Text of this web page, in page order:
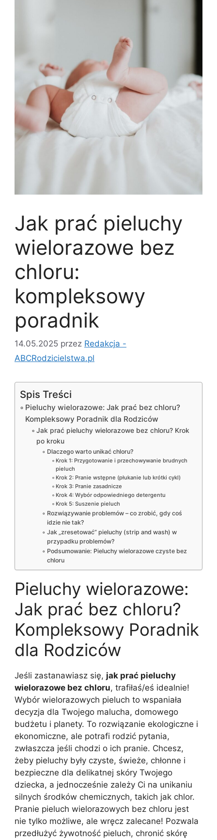
Jak prać pieluchy
wielorazowe bez
chloru:
kompleksowy
poradnik
14.05.2025 przez Redakcja -
ABCRodzicielstwa.pl
Spis Treści
Pieluchy wielorazowe: Jak prać bez chloru?
Kompleksowy Poradnik dla Rodziców
Jak prać pieluchy wielorazowe bez chloru? Krok
po kroku
Dlaczego warto unikać chloru?
Krok 1: Przygotowanie i przechowywanie brudnych
pieluch
Krok 2: Pranie wstępne (płukanie lub krótki cykl)
Krok 3: Pranie zasadnicze
Krok 4: Wybór odpowiedniego detergentu
Krok 5: Suszenie pieluch
Rozwiązywanie problemów – co zrobić, gdy coś
idzie nie tak?
Jak „zresetować” pieluchy (strip and wash) w
przypadku problemów?
Podsumowanie: Pieluchy wielorazowe czyste bez
chloru
Pieluchy wielorazowe:
Jak prać bez chloru?
Kompleksowy Poradnik
dla Rodziców
Jeśli zastanawiasz się, jak prać pieluchy
wielorazowe bez chloru, trafiłaś/eś idealnie!
Wybór wielorazowych pieluch to wspaniała
decyzja dla Twojego malucha, domowego
budżetu i planety. To rozwiązanie ekologiczne i
ekonomiczne, ale potrafi rodzić pytania,
zwłaszcza jeśli chodzi o ich pranie. Chcesz,
żeby pieluchy były czyste, świeże, chłonne i
bezpieczne dla delikatnej skóry Twojego
dziecka, a jednocześnie zależy Ci na unikaniu
silnych środków chemicznych, takich jak chlor.
Pranie pieluch wielorazowych bez chloru jest
nie tylko możliwe, ale wręcz zalecane! Pozwala
przedłużyć żywotność pieluch, chronić skórę